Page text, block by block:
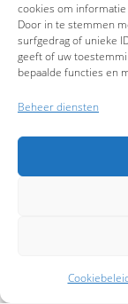
cookies om informatie
Door in te stemmen
surfgedrag of unieke
geeft of uw
bepaalde functies en
Beheer diensten
Schade melden